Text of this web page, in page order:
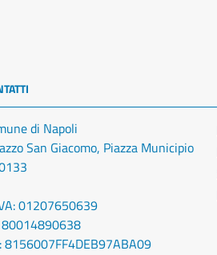
di Napoli
San Giacomo, Piazza Municipio
01207650639
80014890638
8156007FF4DEB97ABA09